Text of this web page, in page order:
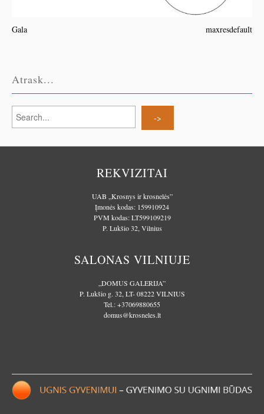
Gala maxresdefault
Atrask...
REKVIZITAI
UAB „Krosnys ir krosnelės”
Įmonės kodas: 159910924
PVM kodas: LT599109219
P. Lukšio 32, Vilnius
SALONAS VILNIUJE
„DOMUS GALERIJA”
P. Lukšio g. 32, LT- 08222 VILNIUS
Tel.:+37069880655
domus@krosneles.lt